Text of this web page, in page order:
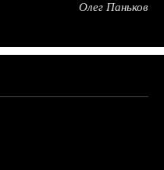
Олег Паньков